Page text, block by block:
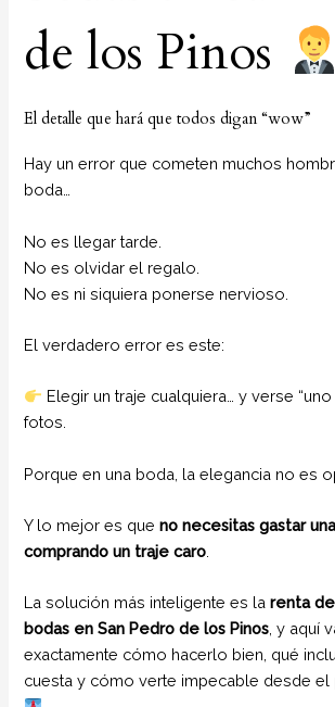
de los Pinos
El detalle que hará que todos digan “wow”
Hay un error que cometen muchos
boda…
No es llegar tarde.
No es olvidar el regalo.
No es ni siquiera ponerse nervioso.
El verdadero error es este:
Elegir un traje cualquiera… y verse “uno
fotos.
Porque en una boda, la elegancia no es
Y lo mejor es queno necesitas gastar
comprando un traje caro
La solución más inteligente es larenta
bodas en San Pedro de los Pinos, y aquí
exactamente cómo hacerlo bien, qué
cuesta y cómo verte impecable desde el